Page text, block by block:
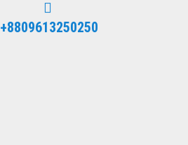
+8809613250250